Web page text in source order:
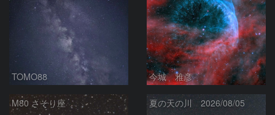
TOMO88 今城 雅彦
M80 さそり座 夏の天の川 2026/08/05